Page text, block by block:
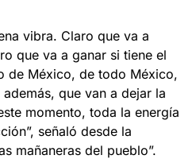
vibra. Claro que va a
que va a ganar si tiene el
de México, de todo México,
que van a dejar la
momento, toda la energía
señaló desde la
mañaneras del pueblo”.